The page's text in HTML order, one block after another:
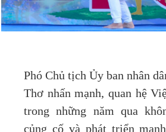
Phó Chủ tịch Ủy ban nhân
Thơ nhấn mạnh, quan hệ
trong những năm qua
củng cố và phát triển